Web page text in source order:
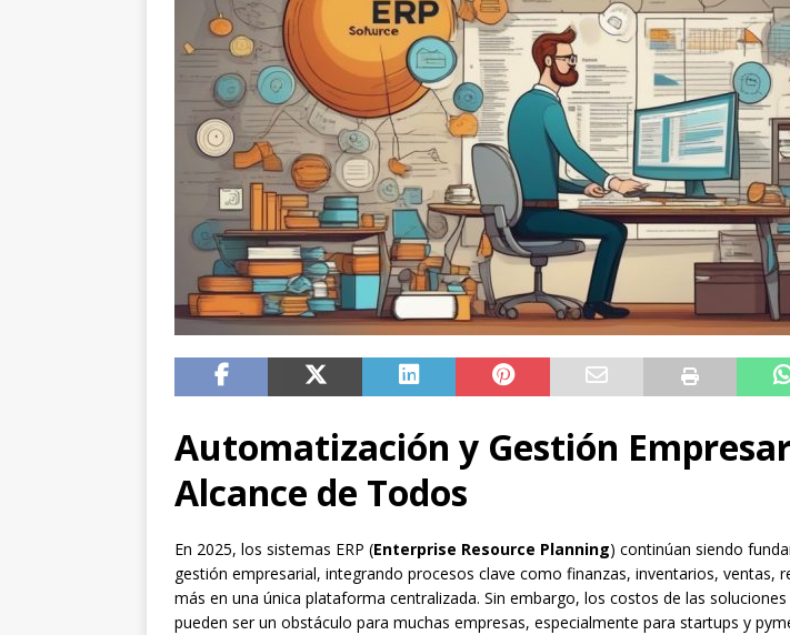
Automatización y Gestión
Alcance de Todos
En 2025, los sistemas ERP (Enterprise Resource Planning) continúan siendo
gestión empresarial, integrando procesos clave como finanzas, inventarios, ventas,
más en una única plataforma centralizada. Sin embargo, los costos de las
pueden ser un obstáculo para muchas empresas, especialmente para startups y